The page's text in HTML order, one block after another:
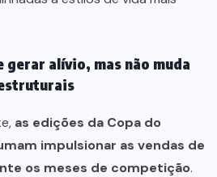
gerar alívio, mas não muda
as edições da Copa do
impulsionar as vendas de
os meses de competição.